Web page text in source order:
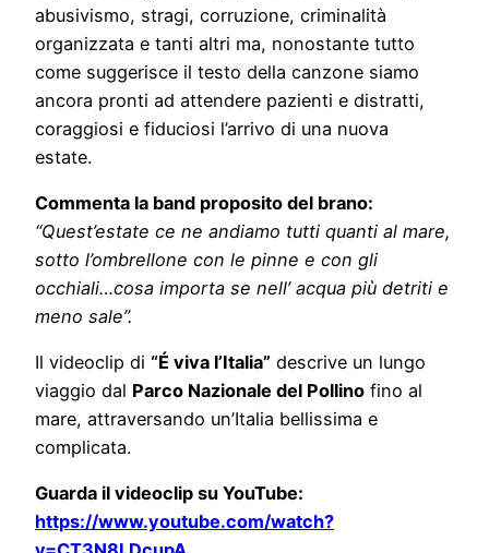
abusivismo, stragi, corruzione, criminalità
organizzata e tanti altri ma, nonostante tutto
come suggerisce il testo della canzone siamo
ancora pronti ad attendere pazienti e distratti,
coraggiosi e fiduciosi l’arrivo di una nuova
estate.
Commenta la band proposito del brano:
“Quest’estate ce ne andiamo tutti quanti al mare,
sotto l’ombrellone con le pinne e con gli
occhiali…cosa importa se nell’ acqua più detriti e
meno sale”.
Il videoclip di “É viva l’Italia” descrive un lungo
viaggio dal Parco Nazionale del Pollino fino al
mare, attraversando un’Italia bellissima e
complicata.
Guarda il videoclip su YouTube:
https://www.youtube.com/watch?